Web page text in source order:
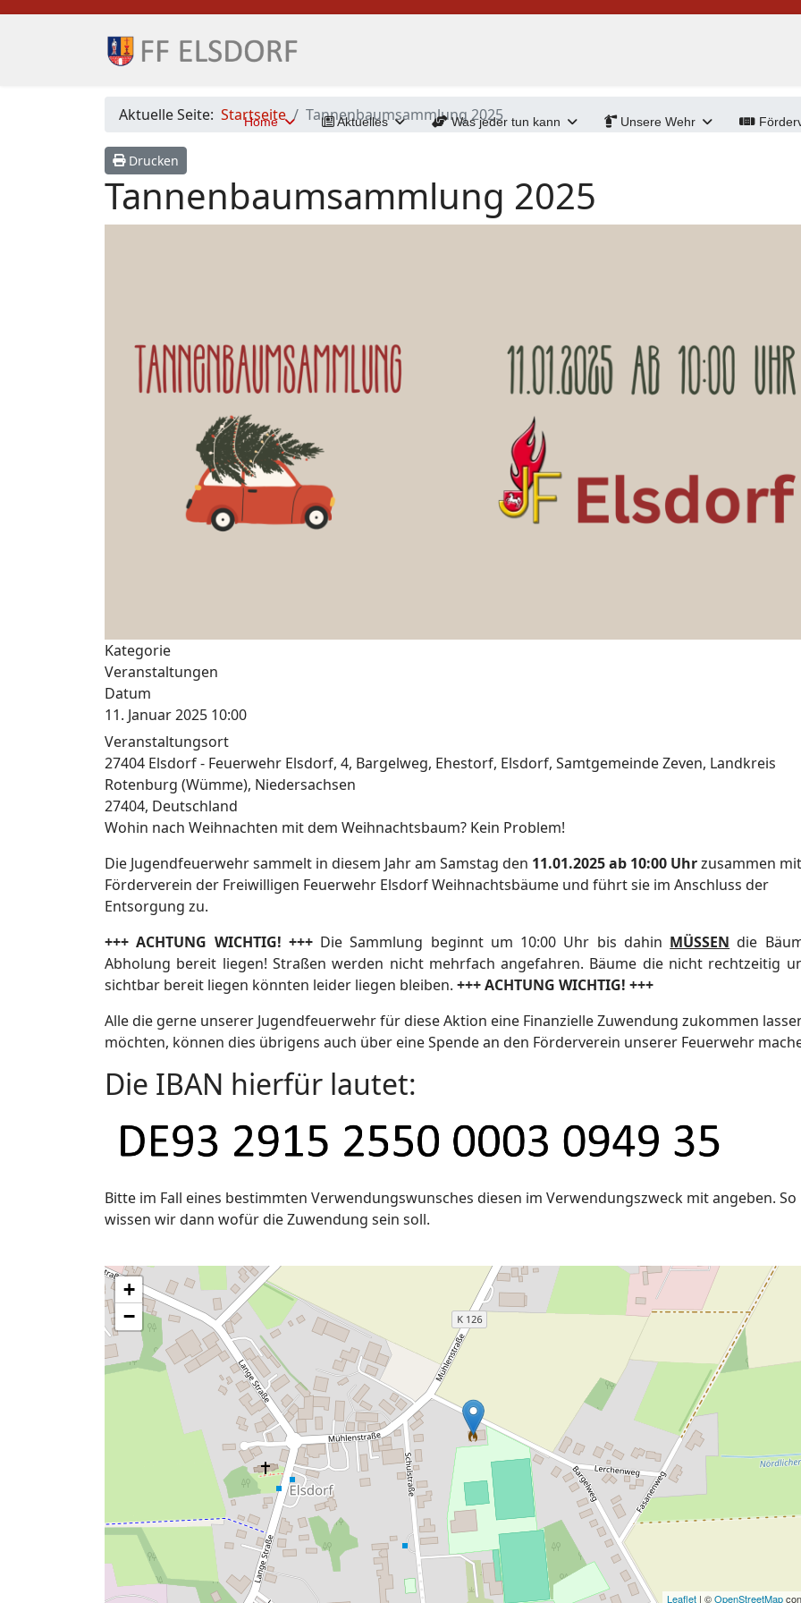
Home Aktuelles Was jeder tun kann Unsere Wehr
Aktuelle Seite: Startseite Tannenbaumsammlung 2025
Drucken
Tannenbaumsammlung 2025
Kategorie
Veranstaltungen
Datum
11. Januar 2025 10:00
Veranstaltungsort
27404 Elsdorf - Feuerwehr Elsdorf, 4, Bargelweg, Ehestorf, Elsdorf, Samtgemeinde Zeven, Landkreis
Rotenburg (Wümme), Niedersachsen
27404, Deutschland
Wohin nach Weihnachten mit dem Weihnachtsbaum? Kein Problem!
Die Jugendfeuerwehr sammelt in diesem Jahr am Samstag den 11.01.2025 ab 10:00 Uhrzusammen
Förderverein der Freiwilligen Feuerwehr Elsdorf Weihnachtsbäume und führt sie im Anschluss der
Entsorgung zu.
+++ ACHTUNG WICHTIG! +++ Die Sammlung beginnt um 10:00 Uhr bis dahin MÜSSEN die
Abholung bereit liegen! Straßen werden nicht mehrfach angefahren. Bäume die nicht rechtzeitig
sichtbar bereit liegen könnten leider liegen bleiben. +++ ACHTUNG WICHTIG! +++
Alle die gerne unserer Jugendfeuerwehr für diese Aktion eine Finanzielle Zuwendung zukommen
möchten, können dies übrigens auch über eine Spende an den Förderverein unserer Feuerwehr
Die IBAN hierfür lautet:
Bitte im Fall eines bestimmten Verwendungswunsches diesen im Verwendungszweck mit angeben. So
wissen wir dann wofür die Zuwendung sein soll.
+
−
Leaflet | ©OpenStreetMap